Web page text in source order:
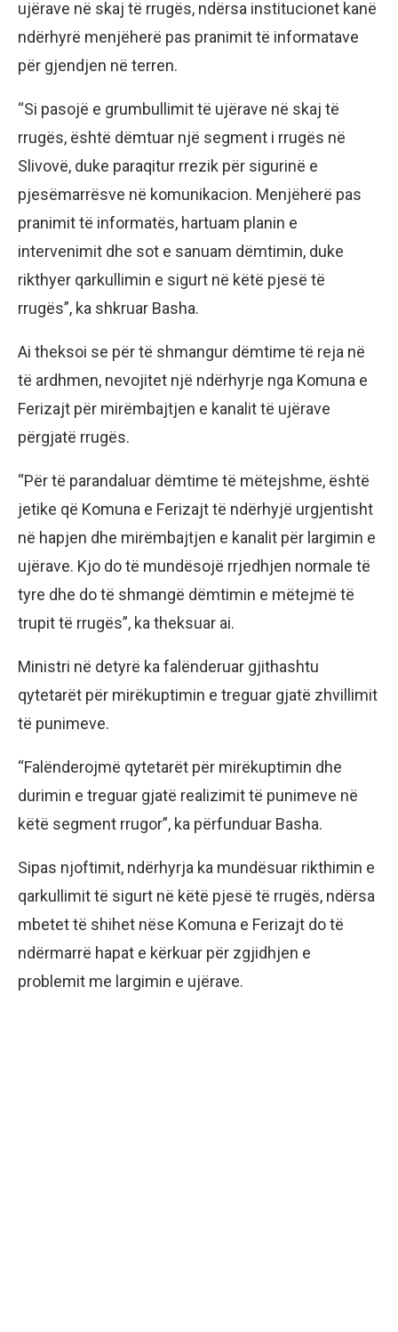
ujërave në skaj të rrugës, ndërsa institucionet kanë
ndërhyrë menjëherë pas pranimit të informatave
për gjendjen në terren.
“Si pasojë e grumbullimit të ujërave në skaj të
rrugës, është dëmtuar një segment i rrugës në
Slivovë, duke paraqitur rrezik për sigurinë e
pjesëmarrësve në komunikacion. Menjëherë pas
pranimit të informatës, hartuam planin e
intervenimit dhe sot e sanuam dëmtimin, duke
rikthyer qarkullimin e sigurt në këtë pjesë të
rrugës”, ka shkruar Basha.
Ai theksoi se për të shmangur dëmtime të reja në
të ardhmen, nevojitet një ndërhyrje nga Komuna e
Ferizajt për mirëmbajtjen e kanalit të ujërave
përgjatë rrugës.
“Për të parandaluar dëmtime të mëtejshme, është
jetike që Komuna e Ferizajt të ndërhyjë urgjentisht
në hapjen dhe mirëmbajtjen e kanalit për largimin e
ujërave. Kjo do të mundësojë rrjedhjen normale të
tyre dhe do të shmangë dëmtimin e mëtejmë të
trupit të rrugës”, ka theksuar ai.
Ministri në detyrë ka falënderuar gjithashtu
qytetarët për mirëkuptimin e treguar gjatë zhvillimit
të punimeve.
“Falënderojmë qytetarët për mirëkuptimin dhe
durimin e treguar gjatë realizimit të punimeve në
këtë segment rrugor”, ka përfunduar Basha.
Sipas njoftimit, ndërhyrja ka mundësuar rikthimin e
qarkullimit të sigurt në këtë pjesë të rrugës, ndërsa
mbetet të shihet nëse Komuna e Ferizajt do të
ndërmarrë hapat e kërkuar për zgjidhjen e
problemit me largimin e ujërave.